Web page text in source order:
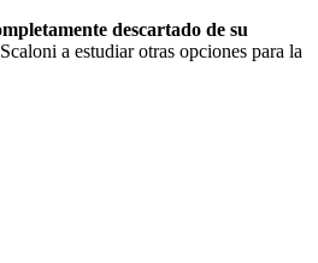
descartado de su
a estudiar otras opciones para la